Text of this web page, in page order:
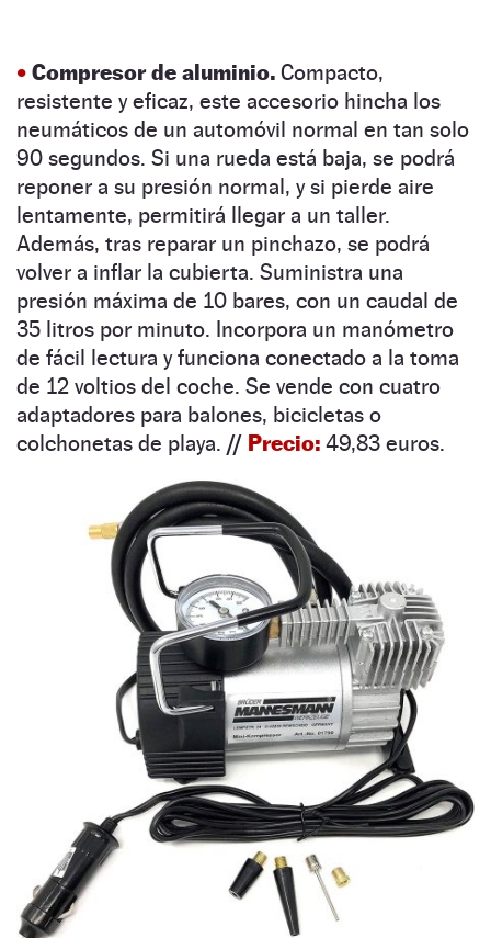
• Compresor de aluminio. Compacto,
resistente y eficaz, este accesorio hincha los
neumáticos de un automóvil normal en tan solo
90 segundos. Si una rueda está baja, se podrá
reponer a su presión normal, y si pierde aire
lentamente, permitirá llegar a un taller.
Además, tras reparar un pinchazo, se podrá
volver a inflar la cubierta. Suministra una
presión máxima de 10 bares, con un caudal de
35 litros por minuto. Incorpora un manómetro
de fácil lectura yfunciona conectado a la toma
de 12 voltios del coche. Se vende con cuatro
adaptadores para balones, bicicletas o
colchonetas de playa. // Precio: 49,83 euros.